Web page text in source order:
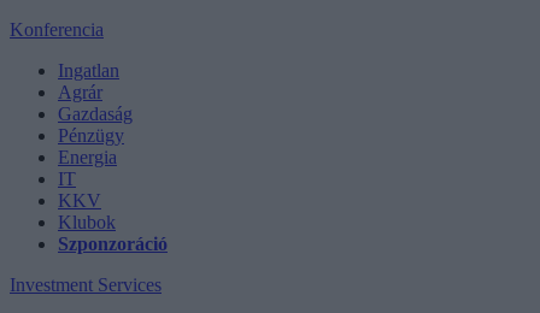
Konferencia
Ingatlan
Agrár
Gazdaság
Pénzügy
Energia
IT
KKV
Klubok
Szponzoráció
Investment Services